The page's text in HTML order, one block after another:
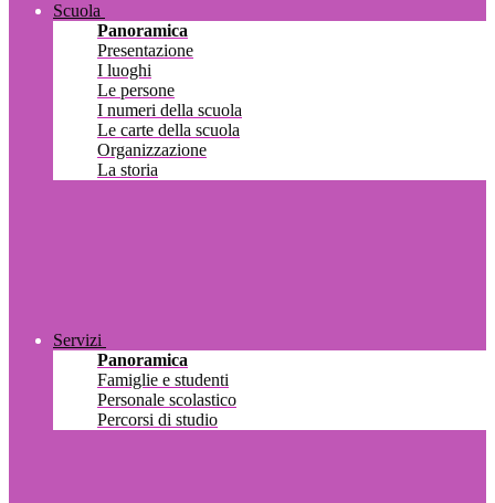
Scuola
Panoramica
Presentazione
I luoghi
Le persone
I numeri della scuola
Le carte della scuola
Organizzazione
La storia
Servizi
Panoramica
Famiglie e studenti
Personale scolastico
Percorsi di studio